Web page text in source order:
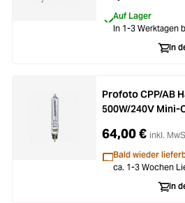
Auf Lager
In 1-3 Werktagen
In
Profoto CPP/AB
500W/240V Mini-
64,00 € inkl.
Bald wieder
ca. 1-3 Wochen
In